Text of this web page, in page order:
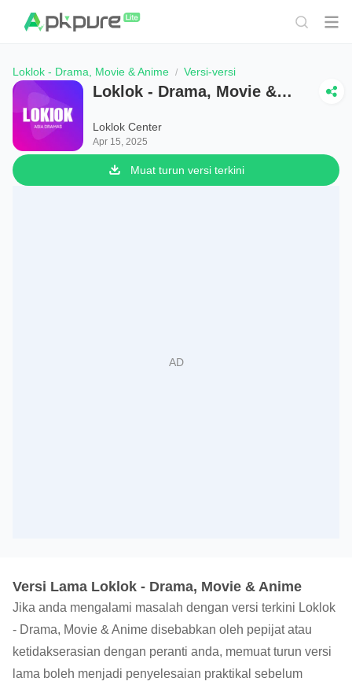
Loklok - Drama, Movie & Anime Versi-versi
Loklok - Drama, Movie &
Loklok Center
Apr 15, 2025
Muat turun versi terkini
Versi Lama Loklok - Drama, Movie & Anime
Jika anda mengalami masalah dengan versi terkini Loklok
- Drama, Movie & Anime disebabkan oleh pepijat atau
ketidakserasian dengan peranti anda, memuat turun versi
lama boleh menjadi penyelesaian praktikal sebelum